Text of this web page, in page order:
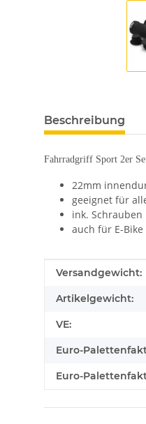
Beschreibung
Fahrradgriff Sport 2er
22mm
geeignet für
ink.
auch für E-
Produkteigenschaft
Wert
Versandgewicht:
Artikelgewicht:
VE:
Euro-
Euro-